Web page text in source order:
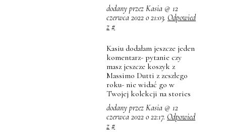
dodany przez Kasia @ 12
czerwca 2022 o 21:03. Odpowied
z #
Kasiu dodałam jeszcze jeden
komentarz- pytanie czy
masz jeszcze koszyk z
Massimo Dutti z zeszłego
roku- nie widać go w
Twojej kolekcji na stories
dodany przez Kasia @ 12
czerwca 2022 o 22:17. Odpowied
z #